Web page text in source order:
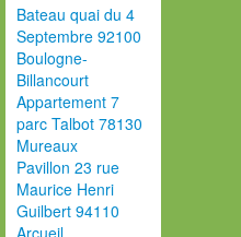
Bateau quai du 4
Septembre 92100
Boulogne-
Billancourt
Appartement 7
parc Talbot 78130
Mureaux
Pavillon 23 rue
Maurice Henri
Guilbert 94110
Arcueil